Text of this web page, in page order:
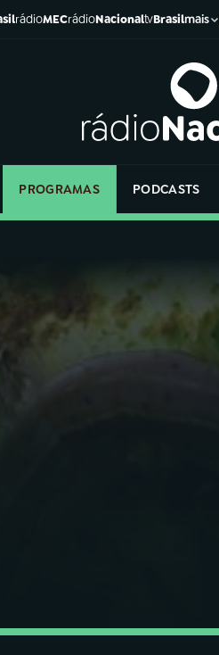
rádioMECrádioNacionaltvBrasilmais
PROGRAMAS PODCASTS